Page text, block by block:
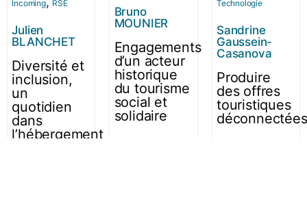
Incoming RSE
Julien
BLANCHET
Diversité et
inclusion,
un
quotidien
dans
l’hébergement
Bruno
MOUNIER
Engagements
d’un acteur
historique
du tourisme
social et
solidaire
Technologie
Sandrine
Gaussein-
Casanova
Produire
des offres
touristiques
déconnectées